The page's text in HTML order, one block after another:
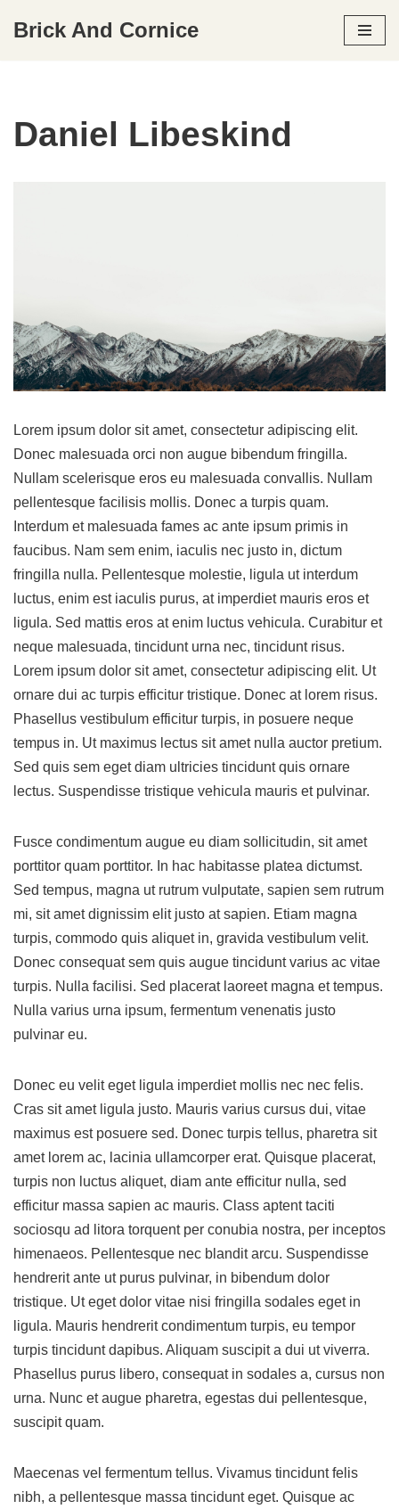
Brick And Cornice
Daniel Libeskind
Lorem ipsum dolor sit amet, consectetur adipiscing elit.
Donec malesuada orci non augue bibendum fringilla.
Nullam scelerisque eros eu malesuada convallis. Nullam
pellentesque facilisis mollis. Donec a turpis quam.
Interdum et malesuada fames ac ante ipsum primis in
faucibus. Nam sem enim, iaculis nec justo in, dictum
fringilla nulla. Pellentesque molestie, ligula ut interdum
luctus, enim est iaculis purus, at imperdiet mauris eros et
ligula. Sed mattis eros at enim luctus vehicula. Curabitur et
neque malesuada, tincidunt urna nec, tincidunt risus.
Lorem ipsum dolor sit amet, consectetur adipiscing elit. Ut
ornare dui ac turpis efficitur tristique. Donec at lorem risus.
Phasellus vestibulum efficitur turpis, in posuere neque
tempus in. Ut maximus lectus sit amet nulla auctor pretium.
Sed quis sem eget diam ultricies tincidunt quis ornare
lectus. Suspendisse tristique vehicula mauris et pulvinar.
Fusce condimentum augue eu diam sollicitudin, sit amet
porttitor quam porttitor. In hac habitasse platea dictumst.
Sed tempus, magna ut rutrum vulputate, sapien sem rutrum
mi, sit amet dignissim elit justo at sapien. Etiam magna
turpis, commodo quis aliquet in, gravida vestibulum velit.
Donec consequat sem quis augue tincidunt varius ac vitae
turpis. Nulla facilisi. Sed placerat laoreet magna et tempus.
Nulla varius urna ipsum, fermentum venenatis justo
pulvinar eu.
Donec eu velit eget ligula imperdiet mollis nec nec felis.
Cras sit amet ligula justo. Mauris varius cursus dui, vitae
maximus est posuere sed. Donec turpis tellus, pharetra sit
amet lorem ac, lacinia ullamcorper erat. Quisque placerat,
turpis non luctus aliquet, diam ante efficitur nulla, sed
efficitur massa sapien ac mauris. Class aptent taciti
sociosqu ad litora torquent per conubia nostra, per inceptos
himenaeos. Pellentesque nec blandit arcu. Suspendisse
hendrerit ante ut purus pulvinar, in bibendum dolor
tristique. Ut eget dolor vitae nisi fringilla sodales eget in
ligula. Mauris hendrerit condimentum turpis, eu tempor
turpis tincidunt dapibus. Aliquam suscipit a dui ut viverra.
Phasellus purus libero, consequat in sodales a, cursus non
urna. Nunc et augue pharetra, egestas dui pellentesque,
suscipit quam.
Maecenas vel fermentum tellus. Vivamus tincidunt felis
nibh, a pellentesque massa tincidunt eget. Quisque ac